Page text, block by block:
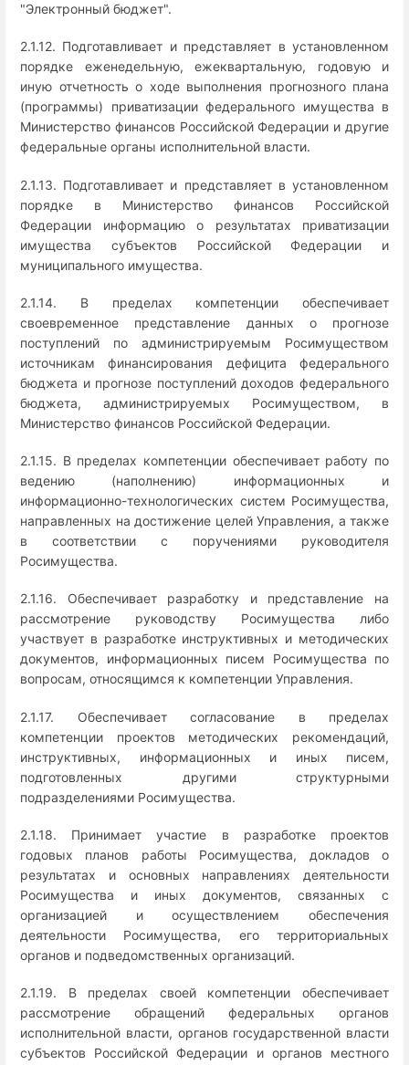
"Электронный бюджет".
2.1.12. Подготавливает и представляет в установленном
порядке еженедельную, ежеквартальную, годовую и
иную отчетность о ходе выполнения прогнозного плана
(программы) приватизации федерального имущества в
Министерство финансов Российской Федерации и другие
федеральные органы исполнительной власти.
2.1.13. Подготавливает и представляет в установленном
порядке в Министерство финансов Российской
Федерации информацию о результатах приватизации
имущества субъектов Российской Федерации и
муниципального имущества.
2.1.14. В пределах компетенции обеспечивает
своевременное представление данных о прогнозе
поступлений по администрируемым Росимуществом
источникам финансирования дефицита федерального
бюджета и прогнозе поступлений доходов федерального
бюджета, администрируемых Росимуществом, в
Министерство финансов Российской Федерации.
2.1.15. В пределах компетенции обеспечивает работу по
ведению (наполнению) информационных и
информационно-технологических систем Росимущества,
направленных на достижение целей Управления, а также
в соответствии с поручениями руководителя
Росимущества.
2.1.16. Обеспечивает разработку и представление на
рассмотрение руководству Росимущества либо
участвует в разработке инструктивных и методических
документов, информационных писем Росимущества по
вопросам, относящимся к компетенции Управления.
2.1.17. Обеспечивает согласование в пределах
компетенции проектов методических рекомендаций,
инструктивных, информационных и иных писем,
подготовленных другими структурными
подразделениями Росимущества.
2.1.18. Принимает участие в разработке проектов
годовых планов работы Росимущества, докладов о
результатах и основных направлениях деятельности
Росимущества и иных документов, связанных с
организацией и осуществлением обеспечения
деятельности Росимущества, его территориальных
органов и подведомственных организаций.
2.1.19. В пределах своей компетенции обеспечивает
рассмотрение обращений федеральных органов
исполнительной власти, органов государственной власти
субъектов Российской Федерации и органов местного